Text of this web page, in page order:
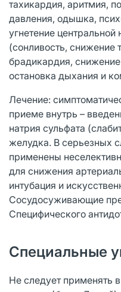
тахикардия,
давления, одышка,
угнетение
(сонливость, снижение
брадикардия,
остановка дыхания и
Лечение:
приеме внутрь –
натрия сульфата
желудка. В серьезных
применены
для снижения
интубация и
Сосудосуживающие
Специфического
Специальные
Не следует применять